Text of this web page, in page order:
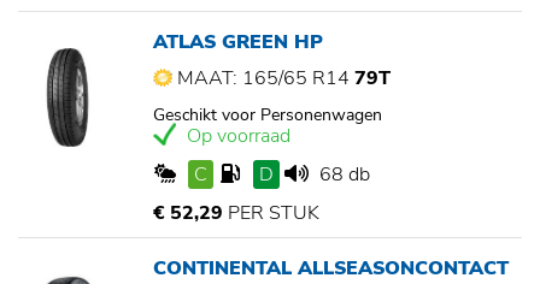
ATLAS GREEN HP
MAAT: 165/65 R14 79T
Geschikt voor Personenwagen
Op voorraad
C
D
68 db
€ 52,29 PER STUK
CONTINENTAL ALLSEASONCONTACT